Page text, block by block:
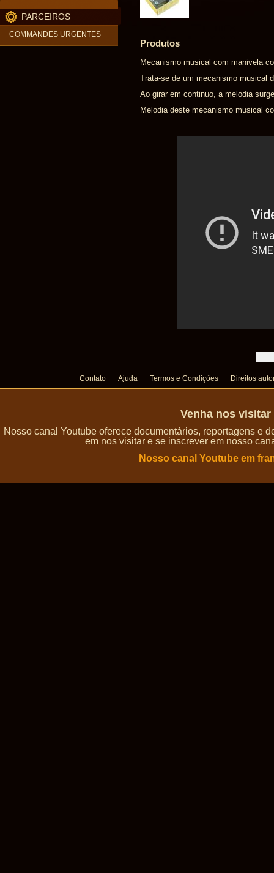
PARCEIROS
COMMANDES URGENTES
Produtos
Mecanismo musical com manivela
Trata-se de um mecanismo musical
Ao girar em continuo, a melodia
Melodia deste mecanismo musical
Contato Ajuda Termos e Condições Direitos
Venha nos
Nosso canal Youtube oferece documentários, reportagens e
em nos visitar e se inscrever em nosso
Nosso canal Youtube em